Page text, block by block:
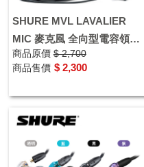
SHURE MVL LAVALIER
MIC 麥克風 全向型電容領夾
式麥克風 直播
商品原價 $ 2,700
商品售價 $ 2,300